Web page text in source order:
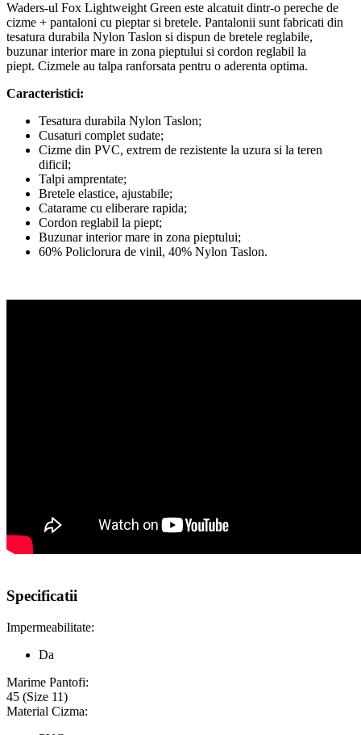
Waders-ul Fox Lightweight Green este alcatuit dintr-o pereche de
cizme + pantaloni cu pieptar si bretele. Pantalonii sunt fabricati din
tesatura durabila Nylon Taslon si dispun de bretele reglabile,
buzunar interior mare in zona pieptului si cordon reglabil la
piept. Cizmele au talpa ranforsata pentru o aderenta optima.
Caracteristici:
Tesatura durabila Nylon Taslon;
Cusaturi complet sudate;
Cizme din PVC, extrem de rezistente la uzura si la teren
dificil;
Talpi amprentate;
Bretele elastice, ajustabile;
Catarame cu eliberare rapida;
Cordon reglabil la piept;
Buzunar interior mare in zona pieptului;
60% Policlorura de vinil, 40% Nylon Taslon.
Specificatii
Impermeabilitate:
Da
Marime Pantofi:
45 (Size 11)
Material Cizma: